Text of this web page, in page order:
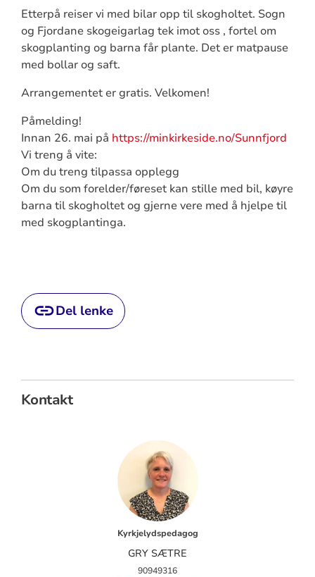
Etterpå reiser vi med bilar opp til skogholtet. Sogn
og Fjordane skogeigarlag tek imot oss , fortel om
skogplanting og barna får plante. Det er matpause
med bollar og saft.
Arrangementet er gratis. Velkomen!
Påmelding!
Innan 26. mai på https://minkirkeside.no/Sunnfjord
Vi treng å vite:
Om du treng tilpassa opplegg
Om du som forelder/føreset kan stille med bil, køyre
barna til skogholtet og gjerne vere med å hjelpe til
med skogplantinga.
Del lenke
Kontakt
Kyrkjelydspedagog
GRY SÆTRE
90949316